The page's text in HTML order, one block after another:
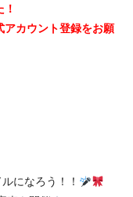
カウント登録をお願
になろう！！